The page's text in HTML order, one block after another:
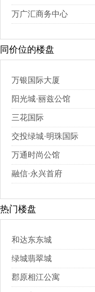
万广汇商务中心
同价位的楼盘
万银国际大厦
阳光城·丽兹公馆
三花国际
交投绿城·明珠国际
万通时尚公馆
融信·永兴首府
热门楼盘
和达东东城
绿城翡翠城
郡原相江公寓